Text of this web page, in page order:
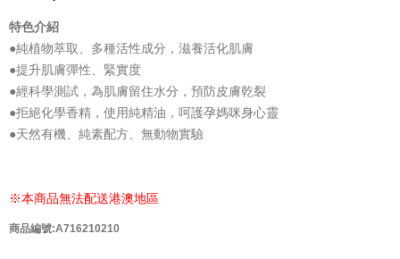
特色介紹
●純植物萃取、多種活性成分，滋養活化肌膚
●提升肌膚彈性、緊實度
●經科學測試，為肌膚留住水分，預防皮膚乾裂
●拒絕化學香精，使用純精油，呵護孕媽咪身心靈
●天然有機、純素配方、無動物實驗
※本商品無法配送港澳地區
商品編號:A716210210